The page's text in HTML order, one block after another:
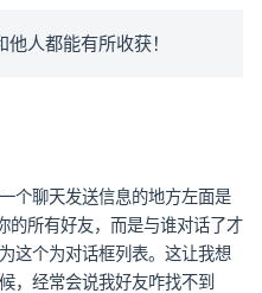
人都能有所收获！
个聊天发送信息的地方左面是
的所有好友，而是与谁对话了才
这个为对话框列表。这让我想
，经常会说我好友咋找不到